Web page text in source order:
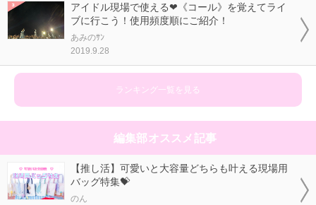
アイドル現場で使える❤《コール》を覚えてライ
ブに行こう！使用頻度順にご紹介！
あみのｻﾝ
2019.9.28
ランキング一覧を見る
編集部オススメ記事
【推し活】可愛いと大容量どちらも叶える現場用
バッグ特集💝
のん